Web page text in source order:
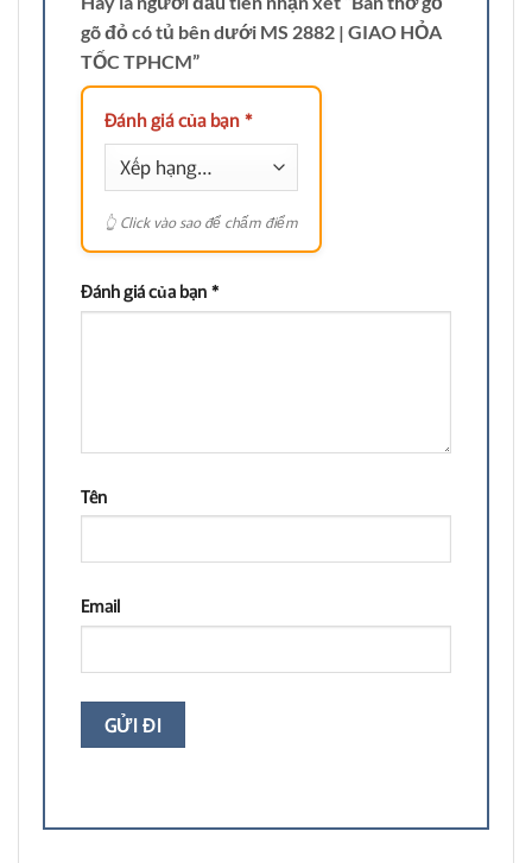
gõ đỏ có tủ bên dưới MS 2882 | GIAO HỎA
TỐC TPHCM”
Đánh giá của bạn*
Đánh giá của bạn*
Tên
Email